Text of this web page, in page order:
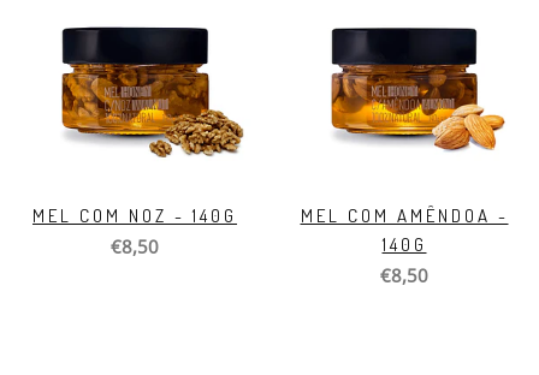
MEL COM NOZ - 140G
€8,50
MEL COM AMÊNDOA -
140G
€8,50